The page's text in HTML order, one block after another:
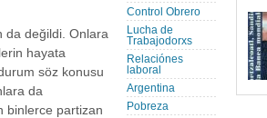
da değildi. Onlara
hayata
söz konusu
da
binlerce partizan
Control Obrero
Lucha de
Trabajodorxs
Relaciónes
laboral
Argentina
Pobreza